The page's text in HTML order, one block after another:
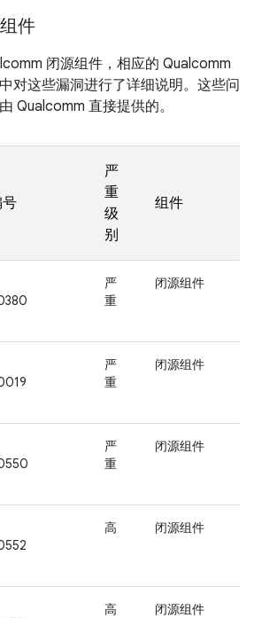
件
闭源组件，相应的 Qualcomm
对这些漏洞进行了详细说明。这些问
Qualcomm 直接提供的。
严
重
级
别
组件
严
重
闭源组件
严
重
闭源组件
严
重
闭源组件
高 闭源组件
高 闭源组件